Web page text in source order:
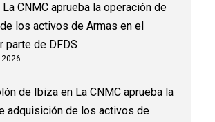
La CNMC aprueba la operación de
los activos de Armas en el
parte de DFDS
de Ibiza en La CNMC aprueba la
adquisición de los activos de